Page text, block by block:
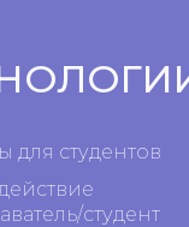
для студентов
студент